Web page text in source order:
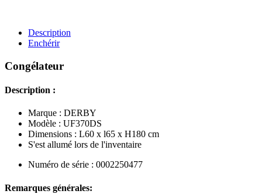
Description
Enchérir
Congélateur
Description :
Marque : DERBY
Modèle : UF370DS
Dimensions : L60 x l65 x H180 cm
S'est allumé lors de l'inventaire
Numéro de série : 0002250477
Remarques générales: